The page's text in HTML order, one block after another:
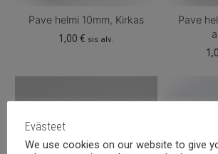
Pave helmi 10mm, Kirkas
1,00€ sis alv.
Pave
Evästeet
We use cookies on our website to give